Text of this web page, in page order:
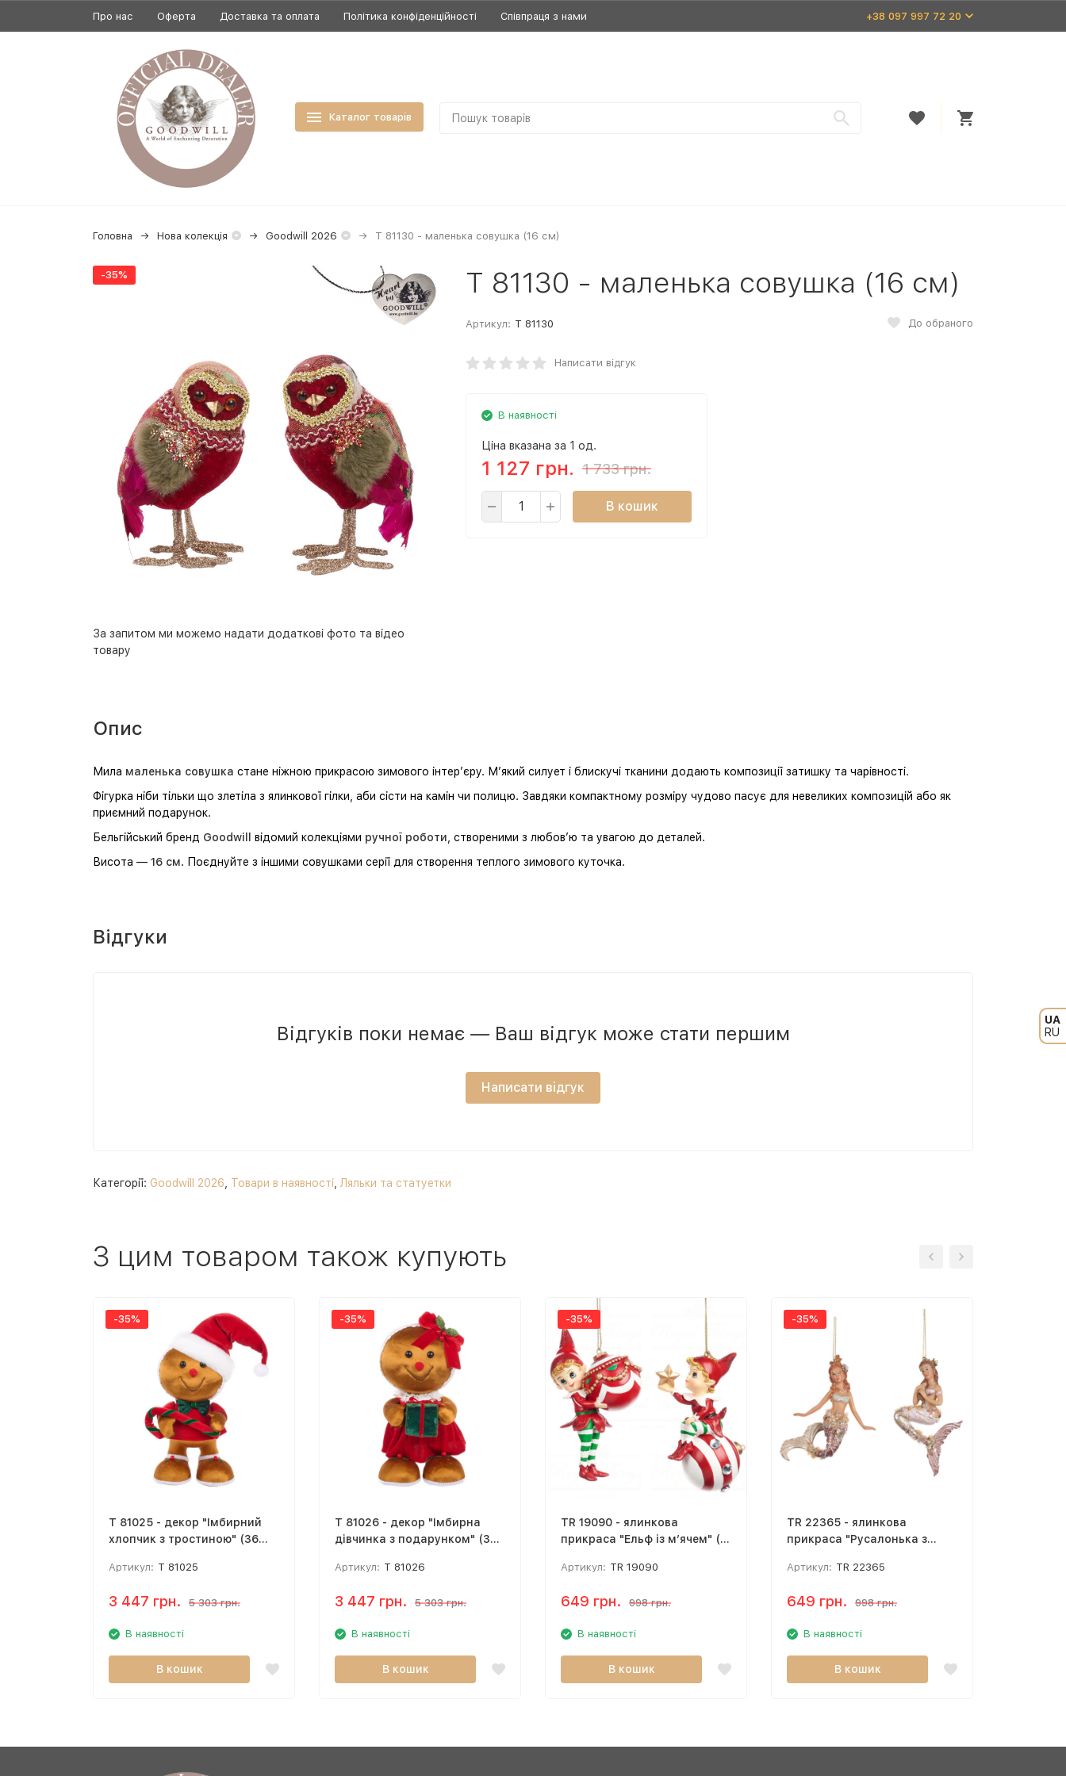
UA
RU
Про нас Оферта Доставка та оплата Політика конфіденційності Співпраця з нами +38 097 997 72 20
Каталог товарів
Головна Нова колекція Goodwill 2026 T 81130 - маленька совушка (16 см)
-35%
За запитом ми можемо надати додаткові фото та відео
товару
T 81130 - маленька совушка (16 см)
Артикул: T 81130 До обраного
Написати відгук
В наявності
Ціна вказана за 1 од.
1 127 грн. 1 733 грн.
В кошик
Опис
Мила маленька совушка стане ніжною прикрасою зимового інтер’єру. М’який силует і блискучі тканини додають композиції затишку та чарівності.
Фігурка ніби тільки що злетіла з ялинкової гілки, аби сісти на камін чи полицю. Завдяки компактному розміру чудово пасує для невеликих композицій або як
приємний подарунок.
Бельгійський бренд Goodwill відомий колекціями ручної роботи , створеними з любов’ю та увагою до деталей.
Висота — 16 см. Поєднуйте з іншими совушками серії для створення теплого зимового куточка.
Відгуки
Відгуків поки немає — Ваш відгук може стати першим
Написати відгук
Категорії: Goodwill 2026 Товари в наявності Ляльки та статуетки
З цим товаром також купують
-35%
T 81025 - декор "Імбирний
хлопчик з тростиною" (36
Артикул: T 81025
3 447 грн. 5 303 грн.
В наявності
В кошик
-35%
T 81026 - декор "Імбирна
дівчинка з подарунком" (35
Артикул: T 81026
3 447 грн. 5 303 грн.
В наявності
В кошик
-35%
TR 19090 - ялинкова
прикраса "Ельф із м’ячем" (11
Артикул: TR 19090
649 грн. 998 грн.
В наявності
В кошик
-35%
TR 22365 - ялинкова
прикраса "Русалонька з
Артикул: TR 22365
649 грн. 998 грн.
В наявності
В кошик